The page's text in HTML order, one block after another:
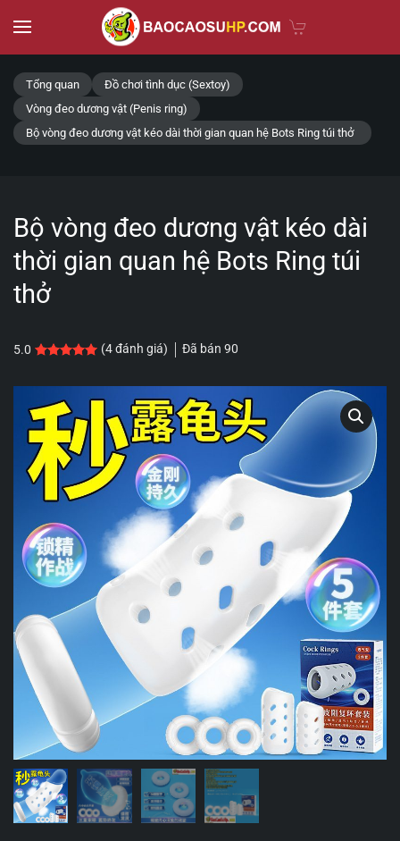
Skip to main content
Tổng quan
Đồ chơi tình dục (Sextoy)
Vòng đeo dương vật (Penis ring)
Bộ vòng đeo dương vật kéo dài thời gian quan hệ Bots Ring túi thở
Bộ vòng đeo dương vật kéo dài
thời gian quan hệ Bots Ring túi
thở
5.0 5.0 trên 5 dựa trên
4 đánh giá
(4đánh giá) Đã bán 90